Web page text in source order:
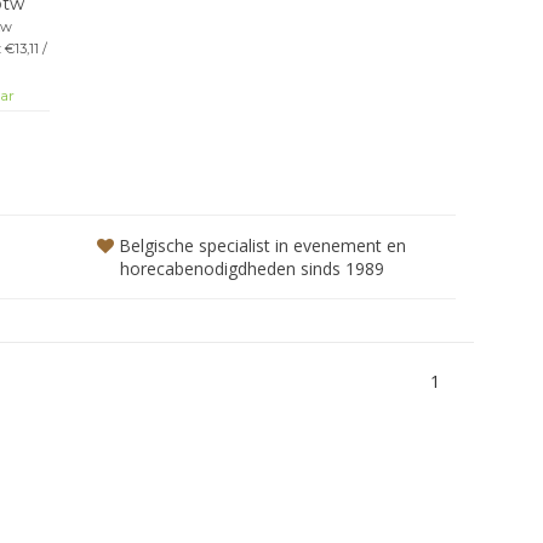
-
Richt
op
/
Belgische specialist in evenement en
horecabenodigdheden sinds 1989
1